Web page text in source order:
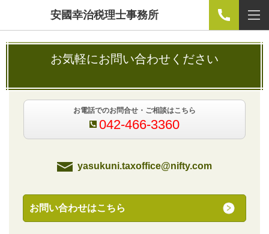
安國幸治税理士事務所
お気軽にお問い合わせください
お電話でのお問合せ・ご相談はこちら
042-466-3360
yasukuni.taxoffice@nifty.com
お問い合わせはこちら